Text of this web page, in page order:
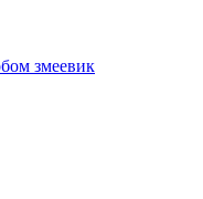
змеевик